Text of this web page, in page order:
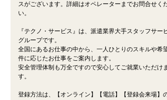
スがございます。詳細はオペレーターまでお問合せく
い。
『テクノ・サービス』は、派遣業界大手スタッフサー
グループです。
全国にあるお仕事の中から、一人ひとりのスキルや希
件に応じたお仕事をご案内します。
安全管理体制も万全ですので安心してご就業いただけま
す。
登録方法は、【オンライン】【電話】【登録会来場】